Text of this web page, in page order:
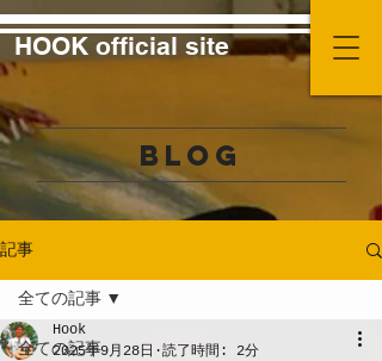
HOOK official site
BLOG
記事
全ての記事
全ての記事
Hook
2025年9月28日
読了時間: 2分